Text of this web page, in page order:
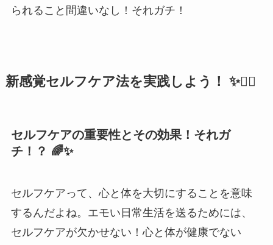
られること間違いなし！それガチ！
新感覚セルフケア法を実践しよう！ ✨🧘‍♀️
セルフケアの重要性とその効果！それガ
チ！？ 🌈✨
セルフケアって、心と体を大切にすることを意味
するんだよね。エモい日常生活を送るためには、
セルフケアが欠かせない！心と体が健康でない